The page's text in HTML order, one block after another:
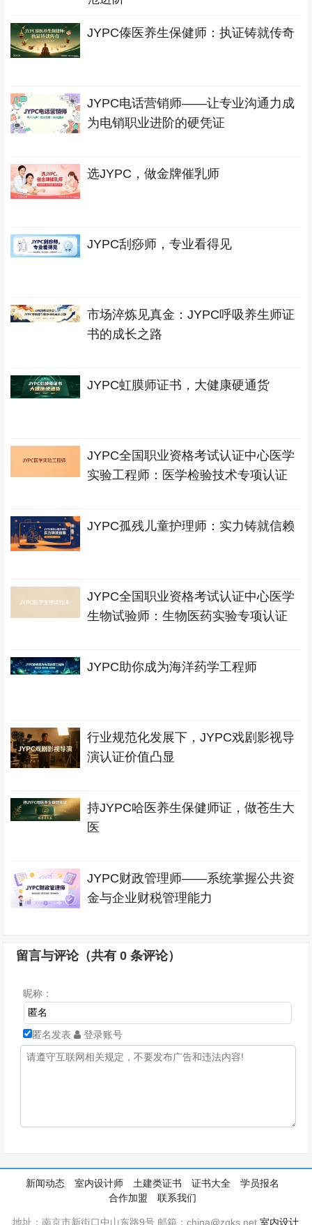
JYPC傣医养生保健师：执证铸就传奇
JYPC电话营销师——让专业沟通力成
为电销职业进阶的硬凭证
选JYPC，做金牌催乳师
JYPC刮痧师，专业看得见
市场淬炼见真金：JYPC呼吸养生师证
书的成长之路
JYPC虹膜师证书，大健康硬通货
JYPC全国职业资格考试认证中心医学
实验工程师：医学检验技术专项认证
JYPC孤残儿童护理师：实力铸就信赖
JYPC全国职业资格考试认证中心医学
生物试验师：生物医药实验专项认证
JYPC助你成为海洋药学工程师
行业规范化发展下，JYPC戏剧影视导
演认证价值凸显
持JYPC哈医养生保健师证，做苍生大
医
JYPC财政管理师——系统掌握公共资
金与企业财税管理能力
留言与评论（共有0 条评论）
昵称：
匿名发表 登录账号
新闻动态 室内设计师 土建类证书 证书大全
学员报名
合作加盟
联系我们
地址：南京市新街口中山东路9号 邮箱：china@zgks.net室内设计